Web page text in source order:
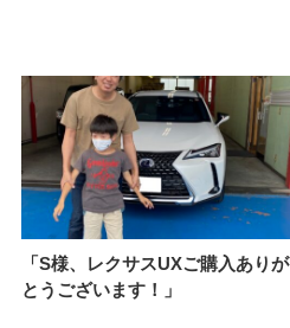
「S様、レクサスUXご購入ありが
とうございます！」